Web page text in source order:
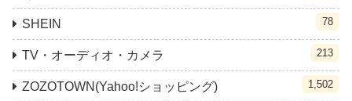
SHEIN 78
TV・オーディオ・カメラ 213
ZOZOTOWN(Yahoo!ショッピング) 1,502